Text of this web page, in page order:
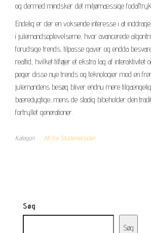
og dermed mindsker det miljømæssige
Endelig er der en voksende interesse i at
i julemandsoplevelserne, hvor avancerede
forudsige trends, tilpasse gaver og endda
realtid, hvilket tilføjer et ekstra lag af interaktivitet
peger disse nye trends og teknologier mod en
julemandens besøg bliver endnu mere
bæredygtige, mens de stadig bibeholder den
fortryllet generationer.
Kategori Alt fra Studentersiden
Søg
Søg